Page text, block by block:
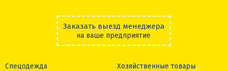
Заказать выезд менеджера
на ваше предприятие
Спецодежда
Хозяйственные товары